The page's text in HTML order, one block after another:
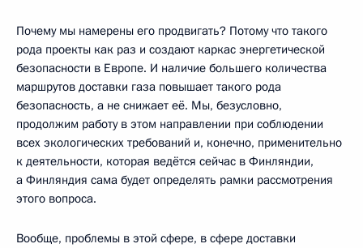
Почему мы намерены его продвигать? Потому что такого
рода проекты как раз и создают каркас энергетической
безопасности в Европе. И наличие большего количества
маршрутов доставки газа повышает такого рода
безопасность, а не снижает её. Мы, безусловно,
продолжим работу в этом направлении при соблюдении
всех экологических требований и, конечно, применительно
к деятельности, которая ведётся сейчас в Финляндии,
а Финляндия сама будет определять рамки рассмотрения
этого вопроса.
Вообще, проблемы в этой сфере, в сфере доставки